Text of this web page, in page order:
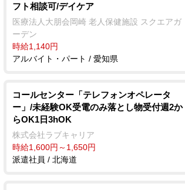
フト相談可/デイケア
医療法人大朋会岡崎 老人保健施設 スクエアガ
ーデン
時給1,140円
アルバイト・パート / 愛知県
コールセンター「テレフォンオペレータ
ー」/未経験OK受電のみ落とし物受付週2か
らOK1日3hOK
株式会社ラブキャリア
時給1,600円～1,650円
派遣社員 / 北海道